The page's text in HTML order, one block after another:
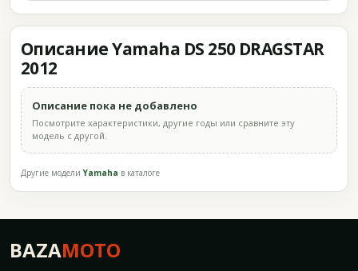
Описание Yamaha DS 250 DRAGSTAR
2012
Описание пока не добавлено
Посмотрите характеристики, другие годы или сравните эту
модель с другой.
Другие моделиYamaha в каталоге
BAZAMOTO